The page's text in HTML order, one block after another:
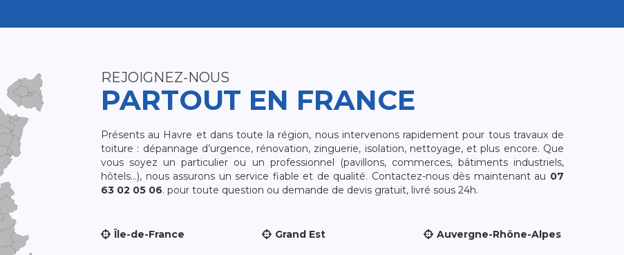
REJOIGNEZ-NOUS
PARTOUT EN FRANCE
Présents au Havre et dans toute la région, nous intervenons rapidement pour tous travaux de
toiture : dépannage d’urgence, rénovation, zinguerie, isolation, nettoyage, et plus encore. Que
vous soyez un particulier ou un professionnel (pavillons, commerces, bâtiments industriels,
hôtels…), nous assurons un service fiable et de qualité. Contactez-nous dès maintenant au 07
63 02 05 06. pour toute question ou demande de devis gratuit, livré sous 24h.
Île-de-France Grand Est Auvergne-Rhône-Alpes